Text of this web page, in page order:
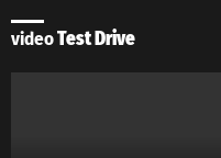
videoTest Drive